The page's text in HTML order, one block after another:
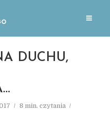
DUCHU,
8 min. czytania